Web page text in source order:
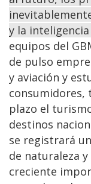
y la
equipos del
de pulso
y aviación y
consumidores,
plazo el
destinos
se registrará
de naturaleza
creciente